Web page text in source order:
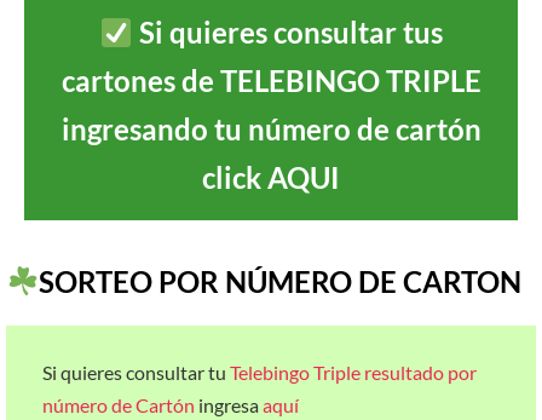
Si quieres consultar tus
cartones de TELEBINGO TRIPLE
ingresando tu número de cartón
click AQUI
SORTEO POR NÚMERO DE CARTON
Si quieres consultar tu Telebingo Triple resultado por
número de Cartón ingresaaquí